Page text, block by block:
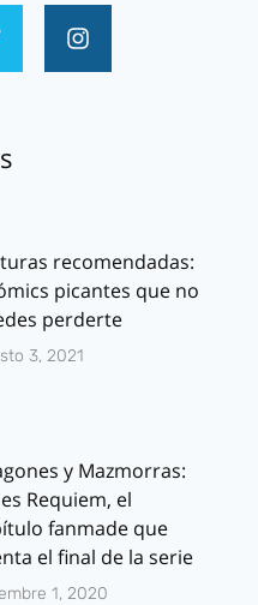
recomendadas:
picantes que no
perderte
3, 2021
y Mazmorras:
Requiem, el
fanmade que
el final de la serie
1, 2020